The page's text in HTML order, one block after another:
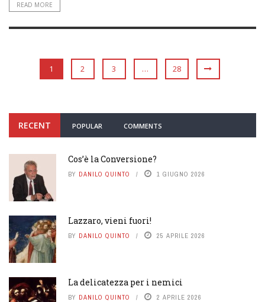
READ MORE
1 2 3 … 28
RECENT POPULAR COMMENTS
Cos’è la Conversione?
BY DANILO QUINTO 1 GIUGNO 2026
Lazzaro, vieni fuori!
BY DANILO QUINTO 25 APRILE 2026
La delicatezza per i nemici
BY DANILO QUINTO 2 APRILE 2026